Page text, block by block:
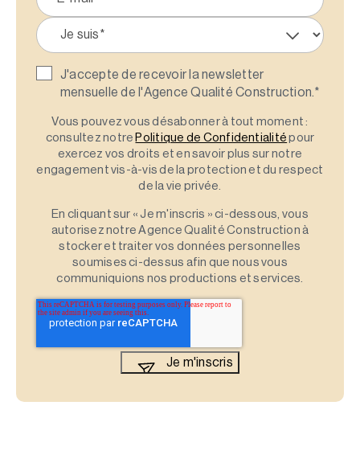
J'accepte de recevoir la newsletter
mensuelle de l'Agence Qualité Construction.*
Vous pouvez vous désabonner à tout moment :
consultez notre Politique de Confidentialité pour
exercez vos droits et en savoir plus sur notre
engagement vis-à-vis de la protection et du respect
de la vie privée.
En cliquant sur « Je m'inscris » ci-dessous, vous
autorisez notre Agence Qualité Construction à
stocker et traiter vos données personnelles
soumises ci-dessus afin que nous vous
communiquions nos productions et services.